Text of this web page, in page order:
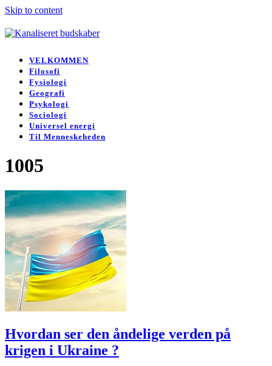
Skip to content
menu
menu
VELKOMMEN
Filosofi
Fysiologi
Geografi
Psykologi
Sociologi
Universel energi
Til Menneskeheden
1005
Hvordan ser den åndelige verden på
krigen i Ukraine ?